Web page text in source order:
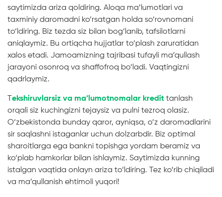
saytimizda ariza qoldiring. Aloqa ma’lumotlari va
taxminiy daromadni ko‘rsatgan holda so‘rovnomani
to‘ldiring. Biz tezda siz bilan bog‘lanib, tafsilotlarni
aniqlaymiz. Bu ortiqcha hujjatlar to‘plash zaruratidan
xalos etadi. Jamoamizning tajribasi tufayli ma’qullash
jarayoni osonroq va shaffofroq bo‘ladi. Vaqtingizni
qadrlaymiz.
ekshiruvlarsiz va ma’lumotnomalar kredit tanlash
orqali siz kuchingizni tejaysiz va pulni tezroq olasiz.
O‘zbekistonda bunday qaror, ayniqsa, o‘z daromadlarini
sir saqlashni istaganlar uchun dolzarbdir. Biz optimal
sharoitlarga ega bankni topishga yordam beramiz va
ko‘plab hamkorlar bilan ishlaymiz. Saytimizda kunning
istalgan vaqtida onlayn ariza to‘ldiring. Tez ko‘rib chiqiladi
va ma’qullanish ehtimoli yuqori!